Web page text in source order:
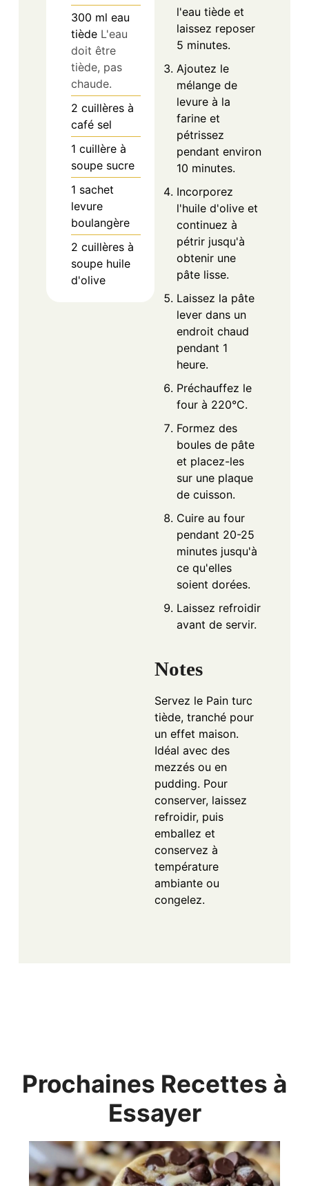
300 ml eau
tiède L'eau
doit être
tiède, pas
chaude.
2 cuillères à
café sel
1 cuillère à
soupe sucre
1 sachet
levure
boulangère
2 cuillères à
soupe huile
d'olive
l'eau tiède et
laissez reposer
5 minutes.
Ajoutez le
mélange de
levure à la
farine et
pétrissez
pendant environ
10 minutes.
Incorporez
l'huile d'olive et
continuez à
pétrir jusqu'à
obtenir une
pâte lisse.
Laissez la pâte
lever dans un
endroit chaud
pendant 1
heure.
Préchauffez le
four à 220°C.
Formez des
boules de pâte
et placez-les
sur une plaque
de cuisson.
Cuire au four
pendant 20-25
minutes jusqu'à
ce qu'elles
soient dorées.
Laissez refroidir
avant de servir.
Notes
Servez le Pain turc
tiède, tranché pour
un effet maison.
Idéal avec des
mezzés ou en
pudding. Pour
conserver, laissez
refroidir, puis
emballez et
conservez à
température
ambiante ou
congelez.
Prochaines Recettes à
Essayer